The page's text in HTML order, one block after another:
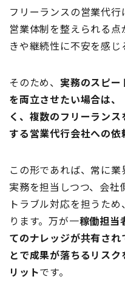
フリーランスの営業代
営業体制を整えられる
きや継続性に不安を感じ
そのため、 実務のスピ
を両立させたい場合は
く、複数のフリーラン
する営業代行会社への依
この形であれば、常に
実務を担当しつつ、会社
トラブル対応を担うた
ります。万が一稼働担当
てのナレッジが共有さ
とで成果が落ちるリス
リットです。